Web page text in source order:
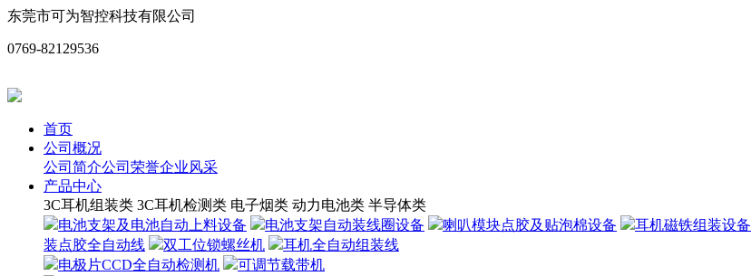
东莞市可为智控科技有限公司
0769-82129536
首页
公司概况
公司简介公司荣誉企业风采
产品中心
3C耳机组装类 3C耳机检测类 电子烟类 动力电池类 半导体类
电池支架及电池自动上料设备
电池支架自动装线圈设备 喇叭模块点胶及贴泡棉设备 耳机磁铁组装设备
装点胶全自动线
双工位锁螺丝机
耳机全自动组装线
电极片CCD全自动检测机
可调节载带机